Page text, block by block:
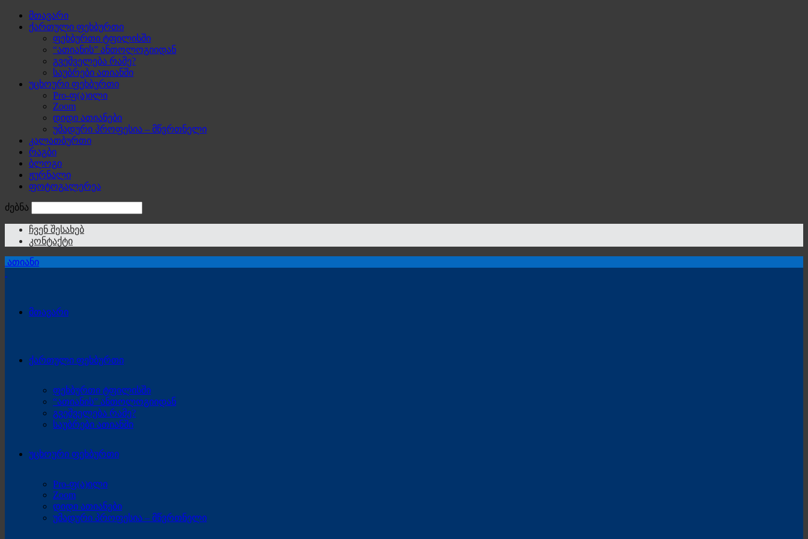
მთავარი
ქართული ფეხბურთი
ფეხბურთი ტფილისში
“ათიანის” ანთოლოგიიდან
გვეშველება რამე?
საუბრები ათიანში
უცხოური ფეხბურთი
Pro-ფ(ა)ილი
Zoom
დიდი ათიანები
უმადური პროფესია – მწვრთნელი
კალათბურთი
რაგბი
ბლოგი
ჟურნალი
ფოტოგალერეა
ძებნა
ჩვენ შესახებ
კონტაქტი
ათიანი
მთავარი
ქართული ფეხბურთი
ფეხბურთი ტფილისში
“ათიანის” ანთოლოგიიდან
გვეშველება რამე?
საუბრები ათიანში
უცხოური ფეხბურთი
Pro-ფ(ა)ილი
Zoom
დიდი ათიანები
უმადური პროფესია – მწვრთნელი